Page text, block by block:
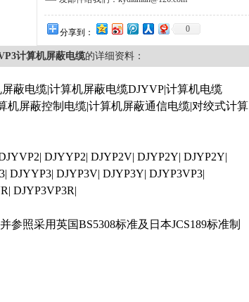
分享到： 0
计算机屏蔽电缆的详细资料：
蔽电缆|计算机屏蔽电缆DJYVP|计算机电缆
机屏蔽控制电缆|计算机屏蔽通信电缆|对绞式计算
DJYYP2| DJYP2V| DJYP2Y| DJYP2Y|
DJYYP3| DJYP3V| DJYP3Y| DJYP3VP3|
DJYP3VP3R|
参照采用英国BS5308标准及日本JCS189标准制